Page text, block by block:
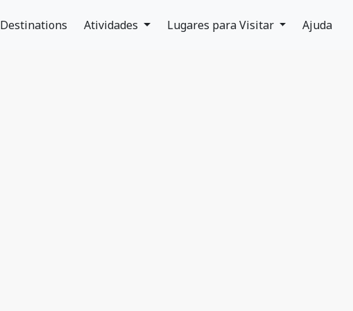
Destinations Atividades Lugares para Visitar Ajuda